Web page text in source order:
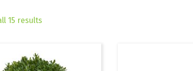
15 results